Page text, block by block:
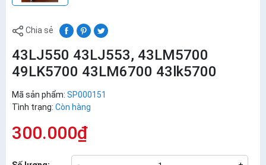
Chia sẻ
43LJ550 43LJ553, 43LM5700
49LK5700 43LM6700 43lk5700
Mã sản phẩm: SP000151
Tình trạng: Còn hàng
300.000₫